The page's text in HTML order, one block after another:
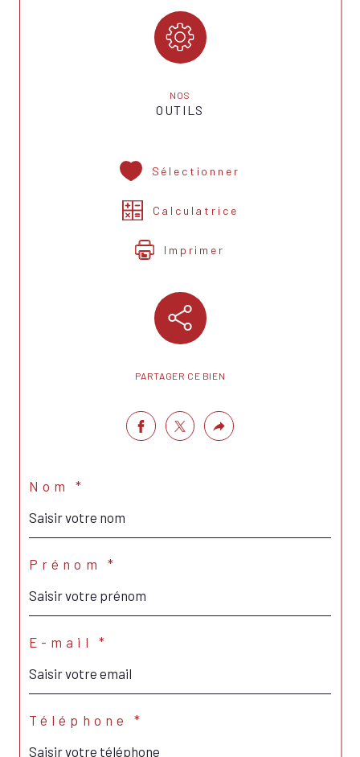
NOS
OUTILS
Sélectionner
Calculatrice
Imprimer
PARTAGER CE BIEN
Nom *
Prénom *
E-mail *
Téléphone *